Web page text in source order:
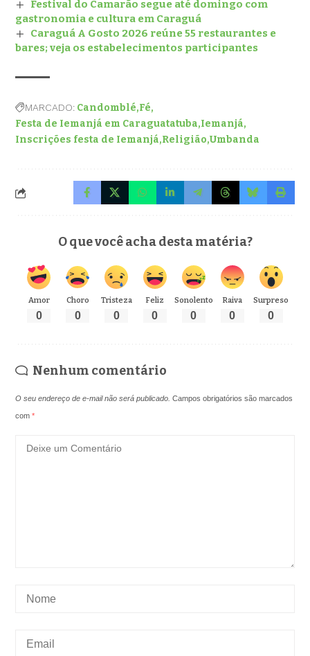
Festival do Camarão segue até domingo com
gastronomia e cultura em Caraguá
Caraguá A Gosto 2026 reúne 55 restaurantes e
bares; veja os estabelecimentos participantes
MARCADO: Candomblé Fé
Festa de Iemanjá em Caraguatatuba Iemanjá
Inscrições festa de Iemanjá Religião Umbanda
O que você acha desta matéria?
Amor
0
Choro
0
Tristeza
0
Feliz
0
Sonolento
0
Raiva
0
Surpreso
0
Nenhum comentário
O seu endereço de e-mail não será publicado. Campos obrigatórios são marcados
com*